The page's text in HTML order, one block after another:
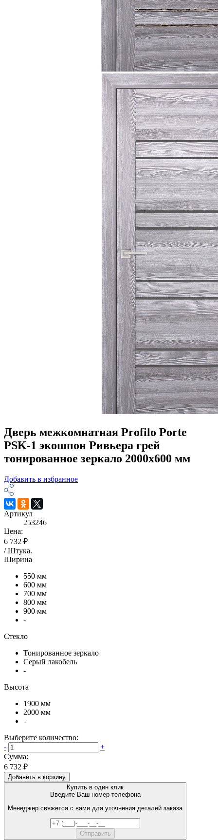
Дверь межкомнатная Profilo Porte
PSK-1 экошпон Ривьера грей
тонированное зеркало 2000х600 мм
Добавить в избранное
Артикул
253246
Цена:
6 732 ₽
/Штука.
Ширина
550 мм
600 мм
700 мм
800 мм
900 мм
-
Стекло
Тонированное зеркало
Серый лакобель
-
Высота
1900 мм
2000 мм
-
Выберите количество:
-
+
Сумма:
6 732 ₽
Добавить в корзину
Купить в один клик
Введите Ваш номер телефона
Менеджер свяжется с вами для уточнения деталей заказа